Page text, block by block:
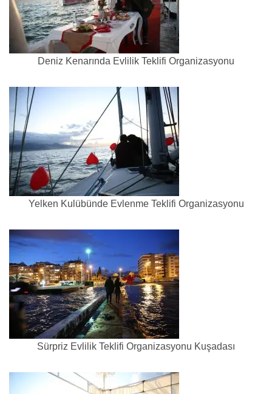
Deniz Kenarında Evlilik Teklifi Organizasyonu
Yelken Kulübünde Evlenme Teklifi Organizasyonu
Sürpriz Evlilik Teklifi Organizasyonu Kuşadası